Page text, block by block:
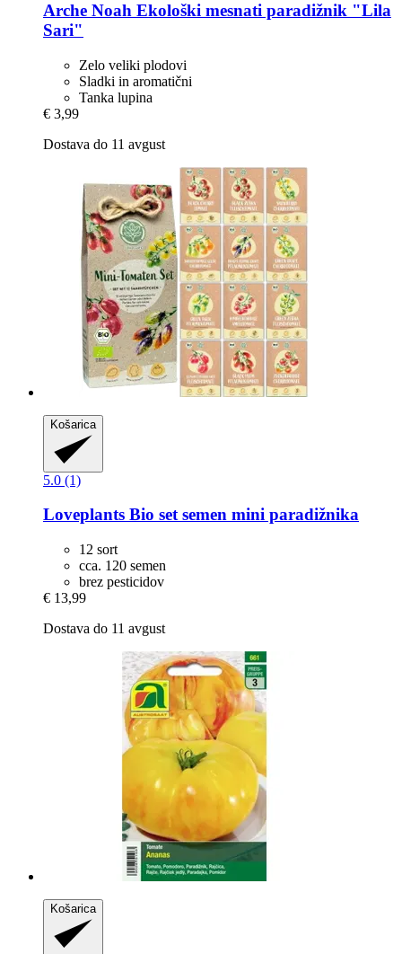
Arche Noah Ekološki mesnati paradižnik "Lila
Sari"
Zelo veliki plodovi
Sladki in aromatični
Tanka lupina
€ 3,99
Dostava do 11 avgust
Košarica
5.0 (1)
Loveplants Bio set semen mini paradižnika
12 sort
cca. 120 semen
brez pesticidov
€ 13,99
Dostava do 11 avgust
Košarica